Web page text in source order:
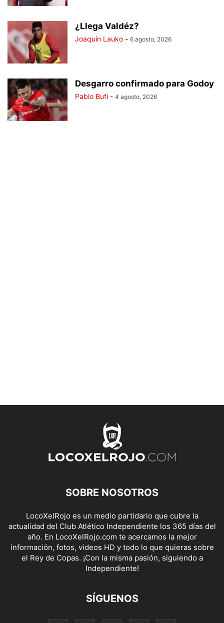
¿Llega Valdéz?
Joaquin Lauko - 6 agosto, 2026
Desgarro confirmado para Godoy
Pablo Bufi - 4 agosto, 2026
SOBRE NOSOTROS
LocoXelRojo es un medio partidario que cubre la
actualidad del Club Atlético Independiente los 365 días del
año. En LocoXelRojo.com te acercamos la mejor
información, fotos, videos HD y todo lo que quieras sobre
el Rey de Copas. ¡Con la misma pasión, siguiendo a
Independiente!
SÍGUENOS